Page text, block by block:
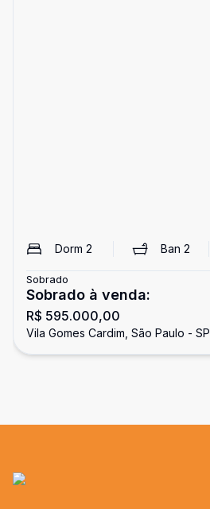
Dorm 2 Ban2
Sobrado
Sobrado à venda:
R$ 595.000,00
Vila Gomes Cardim, São Paulo - SP